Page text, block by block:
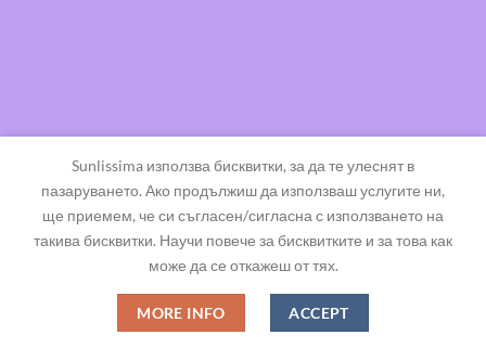
Sunlissima използва бисквитки, за да те улеснят в
пазаруването. Ако продължиш да използваш услугите ни,
ще приемем, че си съгласен/сигласна с използването на
такива бисквитки. Научи повече за бисквитките и за това как
може да се откажеш от тях.
MORE INFO ACCEPT